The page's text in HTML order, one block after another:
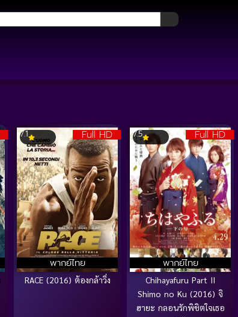
Full HD
พากย์ไทย
7.1
RACE (2016) ต้องกล้าวิ่ง
Full HD
พากย์ไทย
7.5
Chihayafuru Part II
Shimo no Ku (2016) จิ
ฮายะ กลอนรักพิชิตใจเธอ